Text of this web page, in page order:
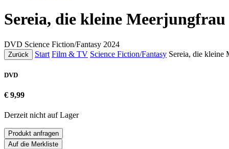
Sereia, die kleine Meerjungfrau
DVD Science Fiction/Fantasy 2024
Zurück Start Film & TV Science Fiction/Fantasy Sereia, die kleine
DVD
€ 9,99
Derzeit nicht auf Lager
Produkt anfragen
Auf die Merkliste